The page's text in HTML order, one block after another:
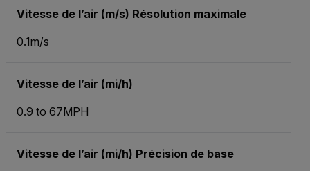
Vitesse de l’air (m/s) Résolution maximale
0.1m/s
Vitesse de l’air (mi/h)
0.9 to 67MPH
Vitesse de l’air (mi/h) Précision de base